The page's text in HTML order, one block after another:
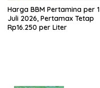
Harga BBM Pertamina per 1
Juli 2026, Pertamax Tetap
Rp16.250 per Liter